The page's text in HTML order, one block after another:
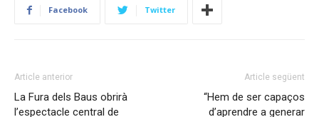
Facebook Twitter
Article anterior
La Fura dels Baus obrirà
l’espectacle central de
Article següent
“Hem de ser capaços
d’aprendre a generar